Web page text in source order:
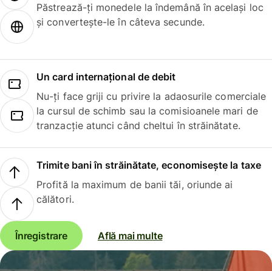
Păstrează-ți monedele la îndemână în același loc
și convertește-le în câteva secunde.
Un card internațional de debit
Nu-ți face griji cu privire la adaosurile comerciale
la cursul de schimb sau la comisioanele mari de
tranzacție atunci când cheltui în străinătate.
Trimite bani în străinătate, economisește la taxe
Profită la maximum de banii tăi, oriunde ai
călători.
Înregistrare Află mai multe